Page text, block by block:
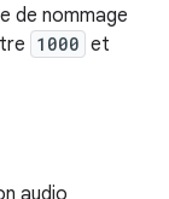
de nommage
1000 et
audio